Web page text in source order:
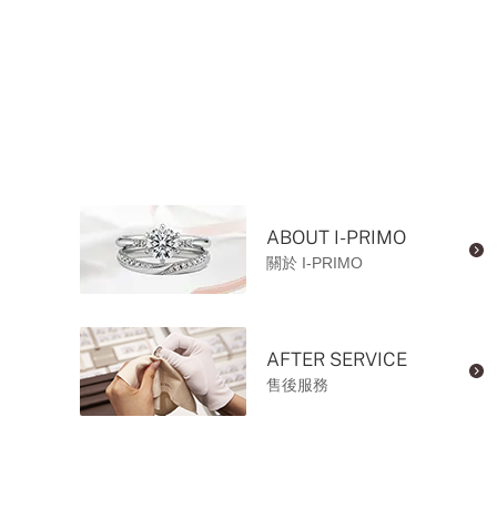
ABOUT I-PRIMO
關於 I-PRIMO
AFTER SERVICE
售後服務